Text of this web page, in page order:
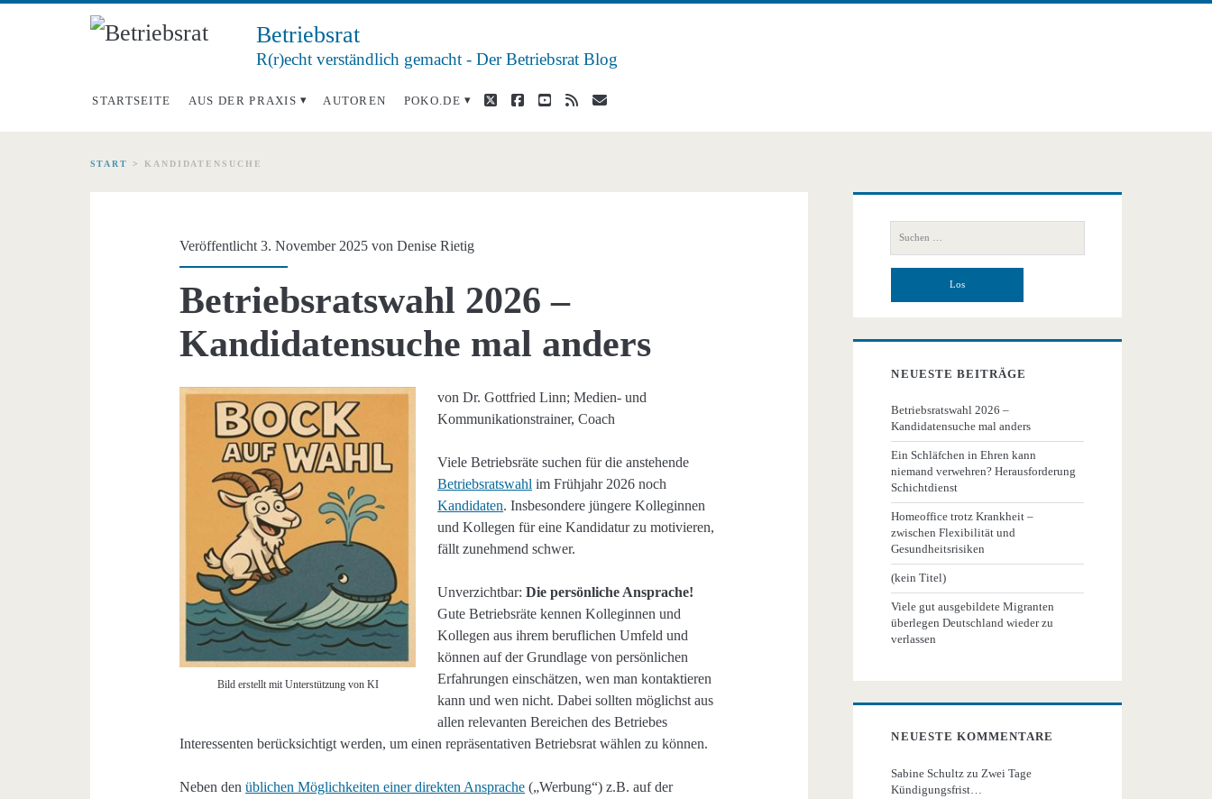
Betriebsrat
R(r)echt verständlich gemacht - Der Betriebsrat Blog
STARTSEITE AUS DER PRAXIS AUTOREN POKO.DE twitterfacebook
youtube
rss E-
START > KANDIDATENSUCHE
<span>Kandidatensuche</span>
Veröffentlicht 3. November 2025 vonDenise Rietig
Betriebsratswahl 2026 –
Kandidatensuche mal anders
Bild erstellt mit Unterstützung von KI
von Dr. Gottfried Linn; Medien- und
Kommunikationstrainer, Coach
Viele Betriebsräte suchen für die anstehende
Betriebsratswahl im Frühjahr 2026 noch
Kandidaten. Insbesondere jüngere Kolleginnen
und Kollegen für eine Kandidatur zu motivieren,
fällt zunehmend schwer.
Unverzichtbar:Die persönliche Ansprache!
Gute Betriebsräte kennen Kolleginnen und
Kollegen aus ihrem beruflichen Umfeld und
können auf der Grundlage von persönlichen
Erfahrungen einschätzen, wen man kontaktieren
kann und wen nicht. Dabei sollten möglichst aus
allen relevanten Bereichen des Betriebes
Interessenten berücksichtigt werden, um einen repräsentativen Betriebsrat wählen zu können.
Neben denüblichen Möglichkeiten einer direkten Ansprache („Werbung“) z.B. auf der
Primäre
Seitenleiste
nach:
NEUESTE BEITRÄGE
Betriebsratswahl 2026 –
Kandidatensuche mal anders
Ein Schläfchen in Ehren kann
niemand verwehren? Herausforderung
Schichtdienst
Homeoffice trotz Krankheit –
zwischen Flexibilität und
Gesundheitsrisiken
(kein Titel)
Viele gut ausgebildete Migranten
überlegen Deutschland wieder zu
verlassen
NEUESTE KOMMENTARE
Sabine Schultz zu Zwei Tage
Kündigungsfrist…